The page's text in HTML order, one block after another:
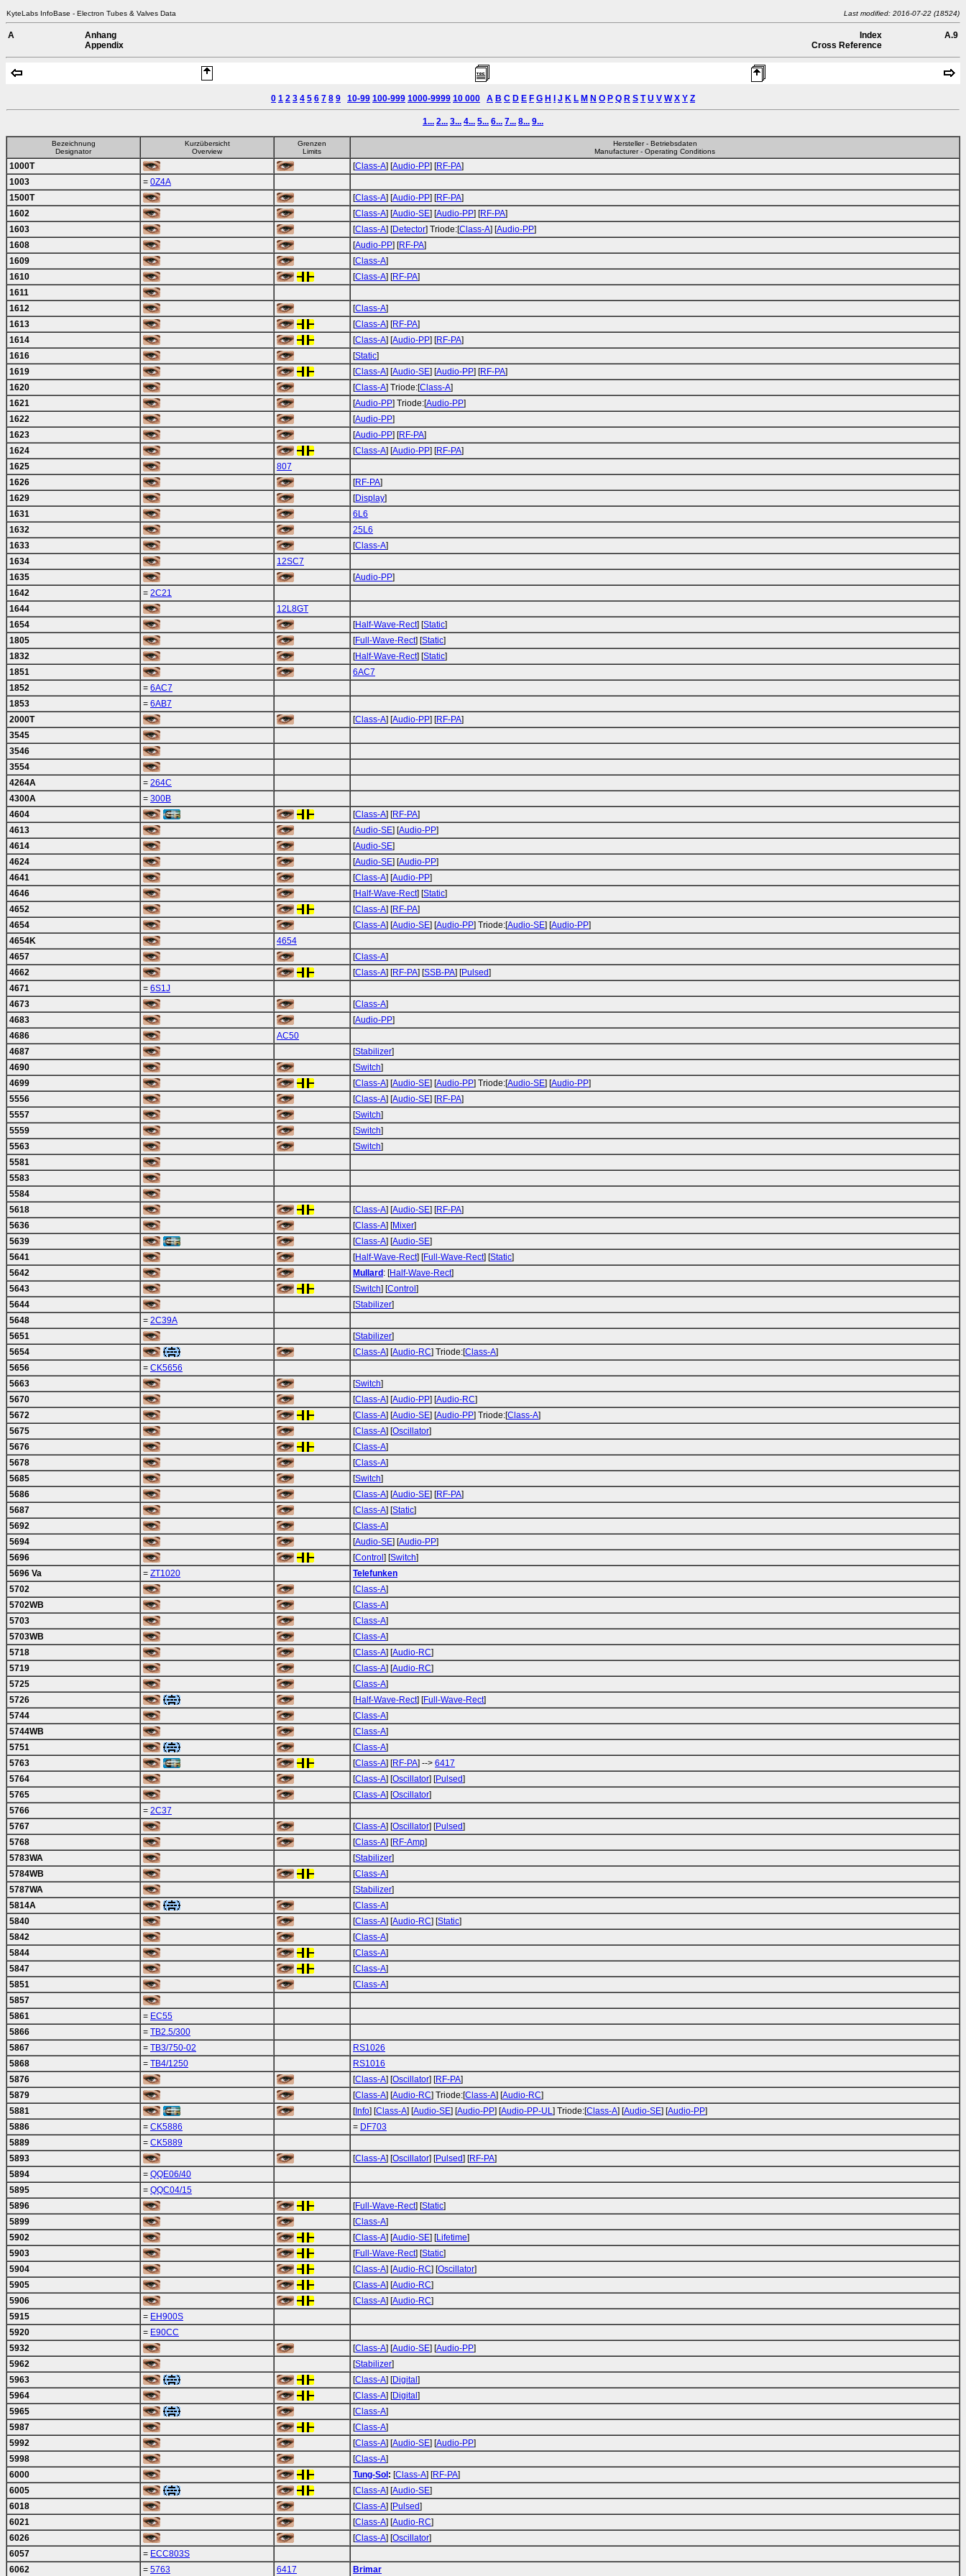
KyteLabs InfoBase - Electron Tubes & Valves Data Last modified: 2016-07-22 (18524)
A
Anhang
Appendix
Index
Cross Reference
A.9
0 1 2 3 4 5 6 7 8 9 10-99 100-999 1000-9999 10 000 A B C D E F G H J K L M N O P Q R S T U V W X Y Z
1... 2... 3... 4... 5... 6... 7... 8... 9...
Bezeichnung
Designator
Kurzübersicht
Overview
Grenzen
Limits
Hersteller - Betriebsdaten
Manufacturer - Operating Conditions
1000T [Class-A] [Audio-PP] [RF-PA]
1003
= 0Z4A
1500T
[Class-A] [Audio-PP] [RF-PA]
1602
[Class-A] [Audio-SE] [Audio-PP] [RF-PA]
1603
[Class-A] [Detector] Triode:[Class-A] [Audio-PP]
1608
[Audio-PP] [RF-PA]
1609
[Class-A]
1610
[Class-A] [RF-PA]
1611
1612
[Class-A]
1613
[Class-A] [RF-PA]
1614
[Class-A] [Audio-PP] [RF-PA]
1616
[Static]
1619
[Class-A] [Audio-SE] [Audio-PP] [RF-PA]
1620
[Class-A] Triode:[Class-A]
1621
[Audio-PP] Triode:[Audio-PP]
1622
[Audio-PP]
1623
[Audio-PP] [RF-PA]
1624
[Class-A] [Audio-PP] [RF-PA]
1625
807
1626
[RF-PA]
1629
[Display]
1631
6L6
1632
25L6
1633
[Class-A]
1634
12SC7
1635
[Audio-PP]
1642
= 2C21
1644
12L8GT
1654
[Half-Wave-Rect] [Static]
1805
[Full-Wave-Rect] [Static]
1832
[Half-Wave-Rect] [Static]
1851
6AC7
1852
= 6AC7
1853
= 6AB7
2000T
[Class-A] [Audio-PP] [RF-PA]
3545
3546
3554
4264A
= 264C
4300A
= 300B
4604
[Class-A] [RF-PA]
4613
[Audio-SE] [Audio-PP]
4614
[Audio-SE]
4624
[Audio-SE] [Audio-PP]
4641
[Class-A] [Audio-PP]
4646
[Half-Wave-Rect] [Static]
4652
[Class-A] [RF-PA]
4654
[Class-A] [Audio-SE] [Audio-PP] Triode:[Audio-SE] [Audio-PP]
4654K
4654
4657
[Class-A]
4662
[Class-A] [RF-PA] [SSB-PA] [Pulsed]
4671
= 6S1J
4673
[Class-A]
4683
[Audio-PP]
4686
AC50
4687
[Stabilizer]
4690
[Switch]
4699
[Class-A] [Audio-SE] [Audio-PP] Triode:[Audio-SE] [Audio-PP]
5556
[Class-A] [Audio-SE] [RF-PA]
5557
[Switch]
5559
[Switch]
5563
[Switch]
5581
5583
5584
5618
[Class-A] [Audio-SE] [RF-PA]
5636
[Class-A] [Mixer]
5639
[Class-A] [Audio-SE]
5641
[Half-Wave-Rect] [Full-Wave-Rect] [Static]
5642
Mullard : [Half-Wave-Rect]
5643
[Switch] [Control ]
5644
[Stabilizer]
5648
= 2C39A
5651
[Stabilizer]
5654
[Class-A] [Audio-RC] Triode:[Class-A]
5656
= CK5656
5663
[Switch]
5670
[Class-A] [Audio-PP] [Audio-RC]
5672
[Class-A] [Audio-SE] [Audio-PP] Triode:[Class-A]
5675
[Class-A] [Oscillator]
5676
[Class-A]
5678
[Class-A]
5685
[Switch]
5686
[Class-A] [Audio-SE] [RF-PA]
5687
[Class-A] [Static]
5692
[Class-A]
5694
[Audio-SE] [Audio-PP]
5696
[Control ] [Switch]
5696 Va
= ZT1020
Telefunken
5702
[Class-A]
5702WB
[Class-A]
5703
[Class-A]
5703WB
[Class-A]
5718
[Class-A] [Audio-RC]
5719
[Class-A] [Audio-RC]
5725
[Class-A]
5726
[Half-Wave-Rect] [Full-Wave-Rect]
5744
[Class-A]
5744WB
[Class-A]
5751
[Class-A]
5763
[Class-A] [RF-PA] --> 6417
5764
[Class-A] [Oscillator] [Pulsed]
5765
[Class-A] [Oscillator]
5766
= 2C37
5767
[Class-A] [Oscillator] [Pulsed]
5768
[Class-A] [RF-Amp]
5783WA
[Stabilizer]
5784WB
[Class-A]
5787WA
[Stabilizer]
5814A
[Class-A]
5840
[Class-A] [Audio-RC] [Static]
5842
[Class-A]
5844
[Class-A]
5847
[Class-A]
5851
[Class-A]
5857
5861
= EC55
5866
= TB2.5/300
5867
= TB3/750-02
RS1026
5868
= TB4/1250
RS1016
5876
[Class-A] [Oscillator] [RF-PA]
5879
[Class-A] [Audio-RC] Triode:[Class-A] [Audio-RC]
5881
[Info] [Class-A] [Audio-SE] [Audio-PP] [Audio-PP-UL] Triode:[Class-A] [Audio-SE] [Audio-PP]
5886
= CK5886 = DF703
5889
= CK5889
5893
[Class-A] [Oscillator] [Pulsed] [RF-PA]
5894
= QQE06/40
5895
= QQC04/15
5896
[Full-Wave-Rect] [Static]
5899
[Class-A]
5902
[Class-A] [Audio-SE] [Lifetime]
5903
[Full-Wave-Rect] [Static]
5904
[Class-A] [Audio-RC] [Oscillator]
5905
[Class-A] [Audio-RC]
5906
[Class-A] [Audio-RC]
5915
= EH900S
5920
= E90CC
5932
[Class-A] [Audio-SE] [Audio-PP]
5962
[Stabilizer]
5963
[Class-A] [Digital ]
5964
[Class-A] [Digital ]
5965
[Class-A]
5987
[Class-A]
5992
[Class-A] [Audio-SE] [Audio-PP]
5998
[Class-A]
6000
Tung-Sol : [Class-A] [RF-PA]
6005
[Class-A] [Audio-SE]
6018
[Class-A] [Pulsed]
6021
[Class-A] [Audio-RC]
6026
[Class-A] [Oscillator]
6057
= ECC803S
6062
= 5763 6417 Brimar